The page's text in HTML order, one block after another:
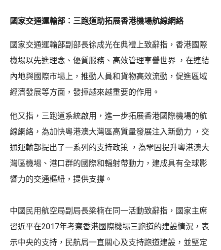
國家交通運輸部：三跑道助拓展香港機場航線網絡
國家交通運輸部副部長徐成光在典禮上致辭指，香港國際
機場以先進理念、優質服務、高效管理享譽世界 ，在連結
內地與國際市場上，推動人員和貨物高效流動，促進區域
經濟發展等方面，發揮越來越重要的作用。
他又指，三跑道系統啟用，進一步拓展香港國際機場的航
線網絡，為加快粵港澳大灣區高質量發展注入新動力 ，交
通運輸部提出了一系列的支持政策 ，為鞏固提升粵港澳大
灣區機場、港口群的國際和輻射帶動力，建成具有全球影
響力的交通樞紐，提供支撐。
中國民用航空局副局長梁楠在同一活動致辭指，國家主席
習近平在2017年考察香港國際機場三跑道的建設情況，表
示中央的支持，民航局一直關心及支持跑道建設，並堅定